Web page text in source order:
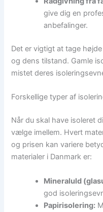
give dig en
anbefalinger.
Det er vigtigt at tage
og dens tilstand. Gamle
mistet deres
Forskellige typer af
Når du skal have isoleret
vælge imellem. Hvert
og prisen kan variere
materialer i Danmark er:
Mineraluld
god
Papirisolering: